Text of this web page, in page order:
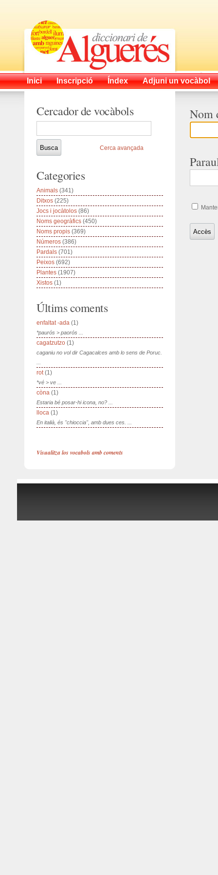
Inici Inscripció Índex Adjuni un vocàbol
Nom
Cercador de vocàbols
Cerca avançada
Categories
Animals (341)
Ditxos (225)
Jocs i jocàtolos (86)
Noms geogràfics (450)
Noms propis (369)
Números (386)
Pardals (701)
Peixos (692)
Plantes (1907)
Xistos (1)
Últims coments
enfaltat -ada (1)
*paurós > paorós ...
cagatzutzo (1)
caganiu no vol dir Cagacalces amb lo sens de Poruc.
rot(1)
*vé > ve ...
còna (1)
Estaria bé posar-hi icona, no? ...
lloca (1)
En italià, és "chioccia", amb dues ces. ...
Visualitza los vocabols amb coments